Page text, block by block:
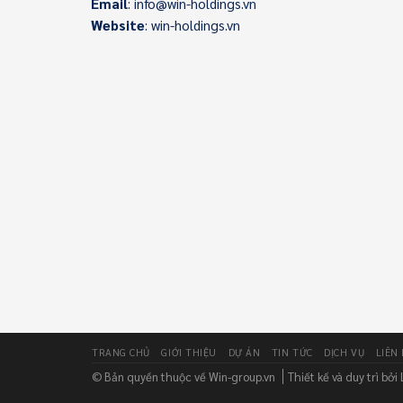
Email: info@win-holdings.vn
Website: win-holdings.vn
TRANG CHỦ GIỚI THIỆU DỰ ÁN TIN TỨC DỊCH VỤ LIÊN
© Bản quyền thuộc về Win-group.vn Thiết kế và duy trì bởi